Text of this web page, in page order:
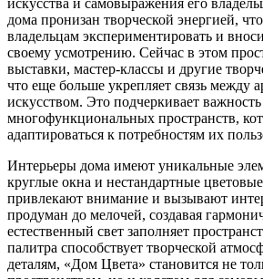
искусства и самовыражения его
дома пронизан творческой энергией,
владельцам экспериментировать и
своему усмотрению. Сейчас в этом
выставки, мастер-классы и другие
что еще больше укрепляет связь между
искусством. Это подчеркивает важность
многофункциональных пространств,
адаптироваться к потребностям их
Интерьеры дома имеют уникальные
круглые окна и нестандартные
привлекают внимание и вызывают
продуман до мелочей, создавая
естественный свет заполняет
палитра способствует творческой
деталям, «Дом Цвета» становится не